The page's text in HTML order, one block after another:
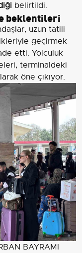
belirtildi.
beklentileri
uzun tatili
geçirmek
etti. Yolculuk
terminaldeki
öne çıkıyor.
BAYRAMI